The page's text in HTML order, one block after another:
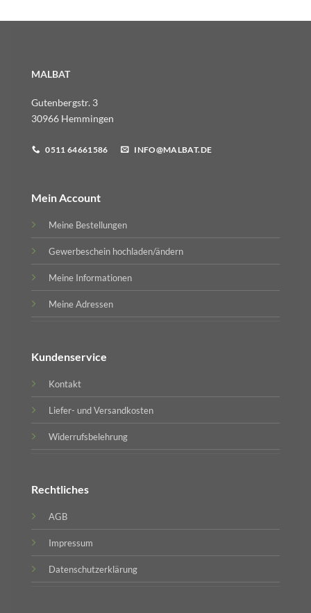
MALBAT
Gutenbergstr. 3
30966 Hemmingen
0511 64661586 INFO@MALBAT.DE
Mein Account
Meine Bestellungen
Gewerbeschein hochladen/ändern
Meine Informationen
Meine Adressen
Kundenservice
Kontakt
Liefer- und Versandkosten
Widerrufsbelehrung
Rechtliches
AGB
Impressum
Datenschutzerklärung